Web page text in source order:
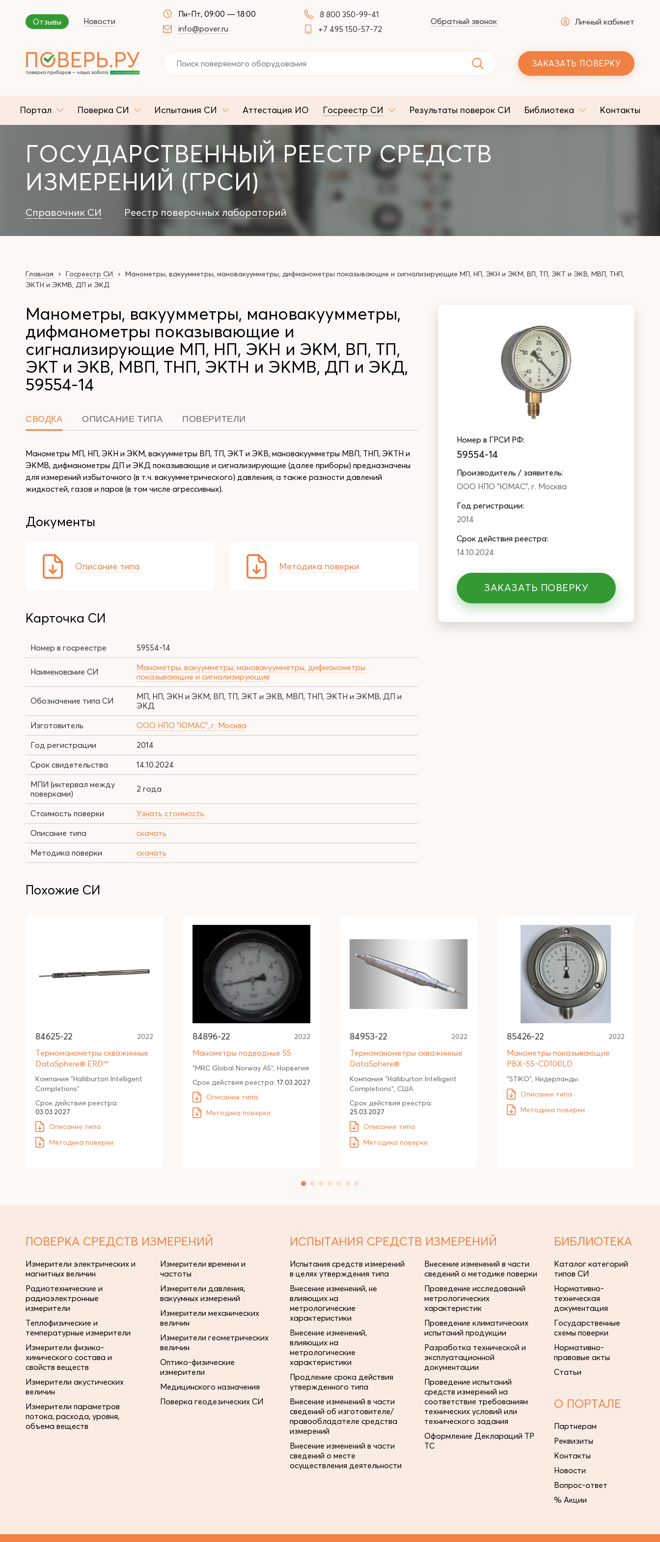
Отзывы Новости
Пн-Пт, 09:00 — 18:00
info@pover.ru
8 800 350-99-41
+7 495 150-57-72
Обратный звонок Личный кабинет
ЗАКАЗАТЬ ПОВЕРКУ
Портал Поверка СИ Испытания СИ Аттестация ИО Госреестр СИ Результаты поверок СИ Библиотека Контакты
ГОСУДАРСТВЕННЫЙ РЕЕСТР СРЕДСТВ
ИЗМЕРЕНИЙ (ГРСИ)
Справочник СИ Реестр поверочных лабораторий
Главная Госреестр СИ
Манометры, вакуумметры, мановакуумметры, дифманометры показывающие и сигнализирующие МП, НП, ЭКН и ЭКМ, ВП, ТП, ЭКТ и ЭКВ, МВП, ТНП,
ЭКТН и ЭКМВ, ДП и ЭКД
Манометры, вакуумметры, мановакуумметры,
дифманометры показывающие и
сигнализирующие МП, НП, ЭКН и ЭКМ, ВП, ТП,
ЭКТ и ЭКВ, МВП, ТНП, ЭКТН и ЭКМВ, ДП и ЭКД,
59554-14
СВОДКА ОПИСАНИЕ ТИПА ПОВЕРИТЕЛИ
Манометры МП, НП, ЭКН и ЭКМ, вакуумметры ВП, ТП, ЭКТ и ЭКВ, мановакуумметры МВП, ТНП, ЭКТН и
ЭКМВ, дифманометры ДП и ЭКД показывающие и сигнализирующие (далее приборы) предназначены
для измерений избыточного (в т.ч. вакуумметрического) давления, а также разности давлений
жидкостей, газов и паров (в том числе агрессивных).
Документы
Описание типа Методика поверки
Карточка СИ
Номер в госреестре 59554-14
Наименование СИ
Манометры, вакуумметры, мановакуумметры, дифманометры
показывающие и сигнализирующие
Обозначение типа СИ
МП, НП, ЭКН и ЭКМ, ВП, ТП, ЭКТ и ЭКВ, МВП, ТНП, ЭКТН и ЭКМВ, ДП и
ЭКД
Изготовитель
ООО НПО "ЮМАС", г. Москва
Год регистрации
2014
Срок свидетельства
14.10.2024
МПИ (интервал между
поверками)
2 года
Стоимость поверки
Узнать стоимость
Описание типа
скачать
Методика поверки
скачать
Номер в ГРСИ РФ:
59554-14
Производитель / заявитель:
ООО НПО "ЮМАС", г. Москва
Год регистрации:
2014
Cрок действия реестра:
14.10.2024
ЗАКАЗАТЬ ПОВЕРКУ
Похожие СИ
84625-22 2022
Термоманометры скважинные
DataSphere® ERD™
Компания "Halliburton Intelligent
Completions"
Срок действия реестра:
03.03.2027
Описание типа
Методика поверки
84896-22 2022
Манометры подводные SS
"MRC Global Norway AS", Норвегия
Срок действия реестра: 17.03.2027
Описание типа
Методика поверки
84953-22 2022
Термоманометры скважинные
DataSphere®
Компания "Halliburton Intelligent
Completions", США
Срок действия реестра:
25.03.2027
Описание типа
Методика поверки
85426-22 2022
Манометры показывающие
PBX-SS-CD100LD
"STIKO", Нидерланды
Описание типа
Методика поверки
ПОВЕРКА СРЕДСТВ ИЗМЕРЕНИЙ
Измерители электрических и
магнитных величин
Радиотехнические и
радиоэлектронные
измерители
Теплофизические и
температурные измерители
Измерители физико-
химического состава и
свойств веществ
Измерители акустических
величин
Измерители параметров
потока, расхода, уровня,
объема веществ
Измерители времени и
частоты
Измерители давления,
вакуумных измерений
Измерители механических
величин
Измерители геометрических
величин
Оптико-физические
измерители
Медицинского назначения
Поверка геодезических СИ
ИСПЫТАНИЯ СРЕДСТВ ИЗМЕРЕНИЙ
Испытания средств измерений
в целях утверждения типа
Внесение изменений, не
влияющих на
метрологические
характеристики
Внесение изменений,
влияющих на
метрологические
характеристики
Продление срока действия
утвержденного типа
Внесение изменений в части
сведений об изготовителе/
правообладателе средства
измерений
Внесение изменений в части
сведений о месте
осуществления деятельности
Внесение изменений в части
сведений о методике поверки
Проведение исследований
метрологических
характеристик
Проведение климатических
испытаний продукции
Разработка технической и
эксплуатационной
документации
Проведение испытаний
средств измерений на
соответствие требованиям
технических условий или
технического задания
Оформление Деклараций ТР
ТС
БИБЛИОТЕКА
Каталог категорий
типов СИ
Нормативно-
техническая
документация
Государственные
схемы поверки
Нормативно-
правовые акты
Статьи
О ПОРТАЛЕ
Партнерам
Реквизиты
Контакты
Новости
Вопрос-ответ
% Акции